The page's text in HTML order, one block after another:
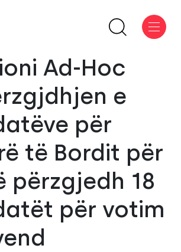
Ad-Hoc
e
për
të Bordit për
përzgjedh 18
për votim